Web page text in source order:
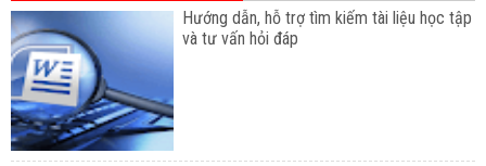
Hướng dẫn, hỗ trợ tìm kiếm tài liệu học tập
và tư vấn hỏi đáp